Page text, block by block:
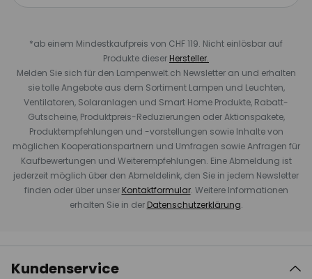
*ab einem Mindestkaufpreis von CHF 119. Nicht einlösbar auf
Produkte dieser Hersteller.
Melden Sie sich für den Lampenwelt.ch Newsletter an und erhalten
sie tolle Angebote aus dem Sortiment Lampen und Leuchten,
Ventilatoren, Solaranlagen und Smart Home Produkte, Rabatt-
Gutscheine, Produktpreis-Reduzierungen oder Aktionspakete,
Produktempfehlungen und -vorstellungen sowie Inhalte von
möglichen Kooperationspartnern und Umfragen sowie Anfragen für
Kaufbewertungen und Weiterempfehlungen. Eine Abmeldung ist
jederzeit möglich über den Abmeldelink, den Sie in jedem Newsletter
finden oder über unser Kontaktformular. Weitere Informationen
erhalten Sie in der Datenschutzerklärung.
Kundenservice